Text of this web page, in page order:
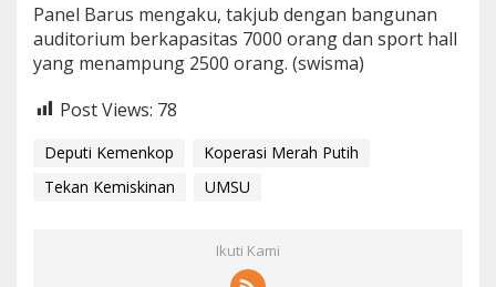
Panel Barus mengaku, takjub dengan bangunan
auditorium berkapasitas 7000 orang dan sport hall
yang menampung 2500 orang. (swisma)
Post Views: 78
Deputi Kemenkop
Koperasi Merah Putih
Tekan Kemiskinan
UMSU
Ikuti Kami